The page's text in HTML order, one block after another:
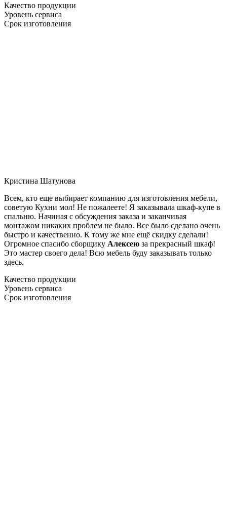
Качество продукции
Уровень сервиса
Срок изготовления
Кристина Шатунова
Всем, кто еще выбирает компанию для изготовления мебели,
советую Кухни мол! Не пожалеете! Я заказывала шкаф-купе в
спальню. Начиная с обсуждения заказа и заканчивая
монтажом никаких проблем не было. Все было сделано очень
быстро и качественно. К тому же мне ещё скидку сделали!
Огромное спасибо сборщику Алексею за прекрасный шкаф!
Это мастер своего дела! Всю мебель буду заказывать только
здесь.
Качество продукции
Уровень сервиса
Срок изготовления